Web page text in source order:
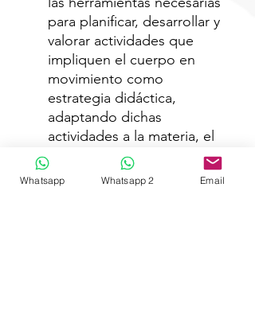
para planificar, desarrollar y
valorar actividades que
impliquen el cuerpo en
movimiento como
estrategia didáctica,
adaptando dichas
actividades a la materia, el
nivel educativo y los
contenidos objeto de
Whatsapp Whatsapp 2 Email